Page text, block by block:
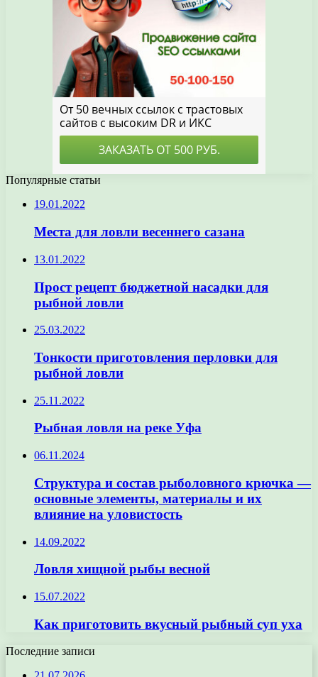
Популярные статьи
19.01.2022
Места для ловли весеннего сазана
13.01.2022
Прост рецепт бюджетной насадки для
рыбной ловли
25.03.2022
Тонкости приготовления перловки для
рыбной ловли
25.11.2022
Рыбная ловля на реке Уфа
06.11.2024
Структура и состав рыболовного крючка —
основные элементы, материалы и их
влияние на уловистость
14.09.2022
Ловля хищной рыбы весной
15.07.2022
Как приготовить вкусный рыбный суп уха
Последние записи